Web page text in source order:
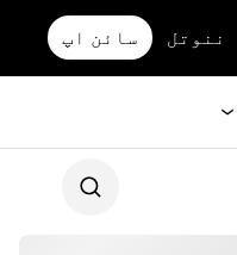
ننوتل سائن اپ